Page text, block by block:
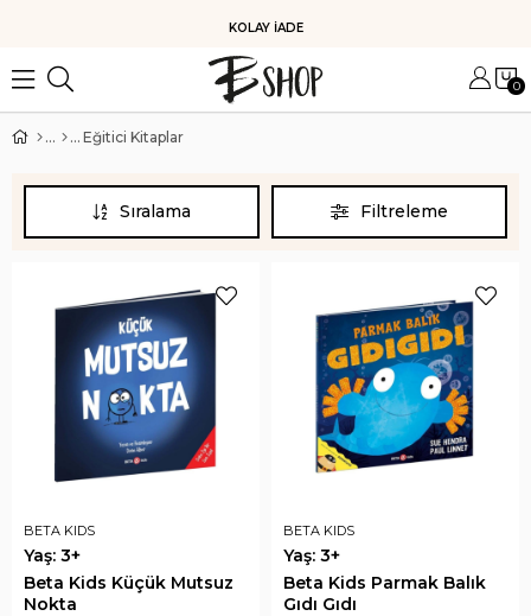
KOLAY İADE
0
Eğitici Kitaplar
Filtreleme
Sıralama
BETA KIDS
Yaş: 3+
Beta Kids Küçük Mutsuz
Nokta
BETA KIDS
Yaş: 3+
Beta Kids Parmak Balık
Gıdı Gıdı